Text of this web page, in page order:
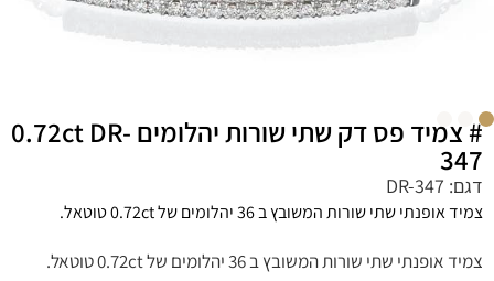
# צמיד פס דק שתי שורות יהלומים 0.72ct DR-
347
דגם: DR-347
צמיד אופנתי שתי שורות המשובץ ב 36 יהלומים של 0.72ct טוטאל.
צמיד אופנתי שתי שורות המשובץ ב 36 יהלומים של 0.72ct טוטאל.